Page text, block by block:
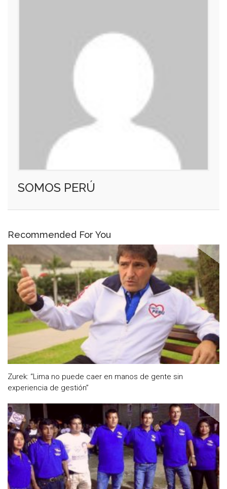
SOMOS PERÚ
Recommended For You
Zurek: “Lima no puede caer en manos de gente sin
experiencia de gestión”